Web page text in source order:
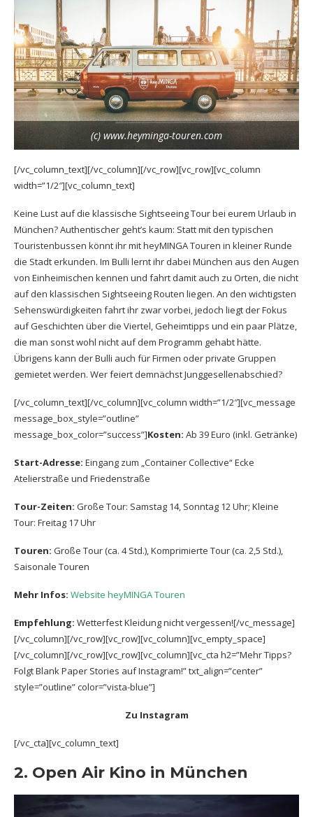
(c) www.heyminga-touren.com
[/vc_column_text][/vc_column][/vc_row][vc_row][vc_column
width=”1/2″][vc_column_text]
Keine Lust auf die klassische Sightseeing Tour bei eurem Urlaub in
München? Authentischer geht’s kaum: Statt mit den typischen
Touristenbussen könnt ihr mit heyMINGA Touren in kleiner Runde
die Stadt erkunden. Im Bulli lernt ihr dabei München aus den Augen
von Einheimischen kennen und fahrt damit auch zu Orten, die nicht
auf den klassischen Sightseeing Routen liegen. An den wichtigsten
Sehenswürdigkeiten fahrt ihr zwar vorbei, jedoch liegt der Fokus
auf Geschichten über die Viertel, Geheimtipps und ein paar Plätze,
die man sonst wohl nicht auf dem Programm gehabt hätte.
Übrigens kann der Bulli auch für Firmen oder private Gruppen
gemietet werden. Wer feiert demnächst Junggesellenabschied?
[/vc_column_text][/vc_column][vc_column width=”1/2″][vc_message
message_box_style=”outline”
message_box_color=”success”]Kosten: Ab 39 Euro (inkl. Getränke)
Start-Adresse: Eingang zum „Container Collective“ Ecke
Atelierstraße und Friedenstraße
Tour-Zeiten: Große Tour: Samstag 14, Sonntag 12 Uhr; Kleine
Tour: Freitag 17 Uhr
Touren: Große Tour (ca. 4 Std.), Komprimierte Tour (ca. 2,5 Std.),
Saisonale Touren
Mehr Infos: Website heyMINGA Touren
Empfehlung: Wetterfest Kleidung nicht vergessen![/vc_message]
[/vc_column][/vc_row][vc_row][vc_column][vc_empty_space]
[/vc_column][/vc_row][vc_row][vc_column][vc_cta h2=”Mehr Tipps?
Folgt Blank Paper Stories auf Instagram!” txt_align=”center”
style=”outline” color=”vista-blue”]
Zu Instagram
[/vc_cta][vc_column_text]
2. Open Air Kino in München